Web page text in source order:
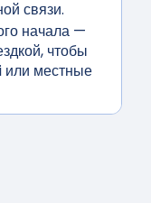
связи.
начала —
чтобы
или местные